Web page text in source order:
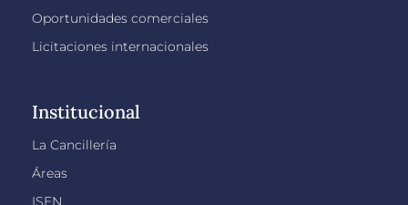
Oportunidades comerciales
Licitaciones internacionales
Institucional
La Cancillería
Áreas
ISEN